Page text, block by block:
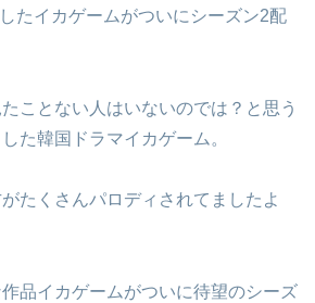
たイカゲームがついにシーズン2配
ことない人はいないのでは？と思う
た韓国ドラマイカゲーム。
たくさんパロディされてましたよ
品イカゲームがついに待望のシーズ